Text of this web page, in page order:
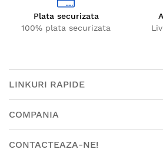
Plata securizata
100% plata securizata
LINKURI RAPIDE
COMPANIA
CONTACTEAZA-NE!